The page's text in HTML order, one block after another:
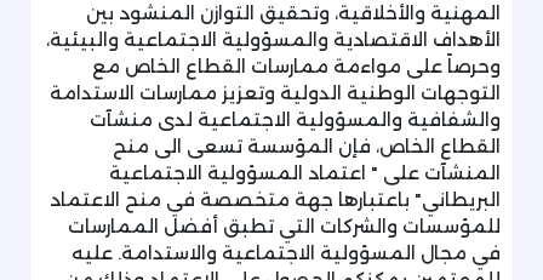
المهنية والأخلاقية، وتحقيق التوازن المنشود بين
الأهداف الاقتصادية والمسؤولية الاجتماعية والبيئية،
وحرصاً على مواءمة ممارسات القطاع الخاص مع
التوجهات الوطنية الدولية وتعزيز ممارسات الاستدامة
والشفافية والمسؤولية الاجتماعية لدى منشآت
القطاع الخاص، فإن المؤسسة تسعى الى منح
المنشآت على " اعتماد المسؤولية الاجتماعية
البريطاني" باعتبارها جهة متخصصة في منح الاعتماد
للمؤسسات والشركات التي تطبق أفضل الممارسات
في مجال المسؤولية الاجتماعية والاستدامة. عليه